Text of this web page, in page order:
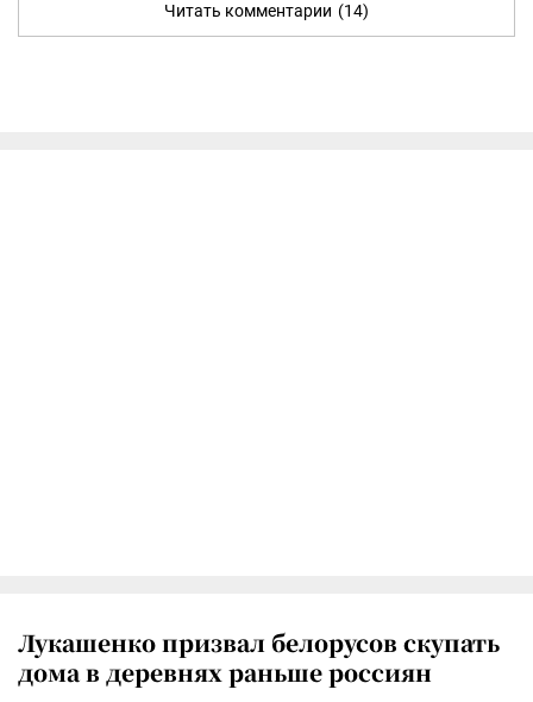
Читать комментарии (14)
Лукашенко призвал белорусов скупать
дома в деревнях раньше россиян